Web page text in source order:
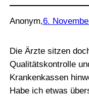
Anonym,6.
Die Ärzte sitzen
Qualitätskontrolle
Krankenkassen
Habe ich etwas